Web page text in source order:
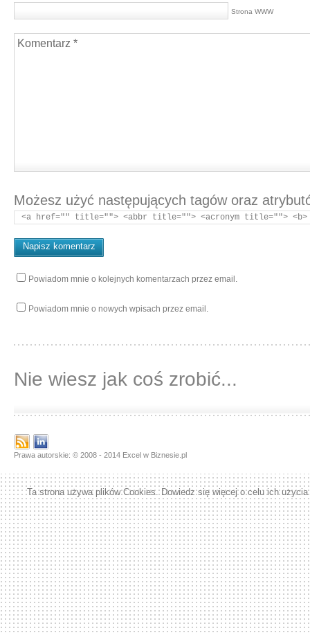
Strona WWW
Możesz użyć następujących tagów oraz
<a href="" title=""> <abbr title=""> <acronym title="">
Powiadom mnie o kolejnych komentarzach przez email.
Powiadom mnie o nowych wpisach przez email.
Nie wiesz jak coś zrobić...
Prawa autorskie: © 2008 - 2014 Excel w Biznesie.pl
Ta strona używa plików Cookies. Dowiedz się więcej o celu ich